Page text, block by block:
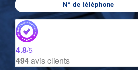
N° de téléphone
AFFICHER
LE
WATTRELOS
4.8/5
494avis clients